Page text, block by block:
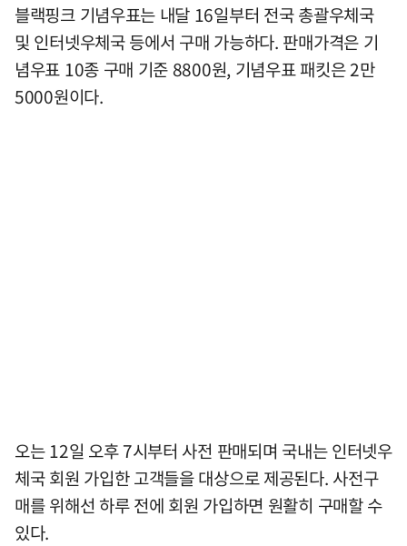
블랙핑크 기념우표는 내달 16일부터 전국 총괄우체국
및 인터넷우체국 등에서 구매 가능하다. 판매가격은 기
념우표 10종 구매 기준 8800원, 기념우표 패킷은 2만
5000원이다.
오는 12일 오후 7시부터 사전 판매되며 국내는 인터넷우
체국 회원 가입한 고객들을 대상으로 제공된다. 사전구
매를 위해선 하루 전에 회원 가입하면 원활히 구매할 수
있다.